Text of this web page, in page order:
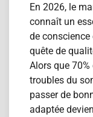
En 2026, le
connaît un
de
quête de
Alors que
troubles du
passer de
adaptée